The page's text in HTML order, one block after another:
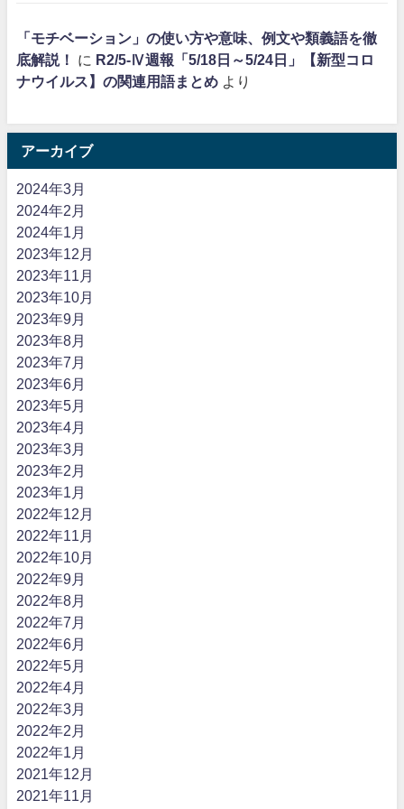
「モチベーション」の使い方や意味、例文や類義語を徹
底解説！
に R2/5-Ⅳ週報「5/18日～5/24日」【新型コロ
ナウイルス】の関連用語まとめ より
アーカイブ
2024年3月
2024年2月
2024年1月
2023年12月
2023年11月
2023年10月
2023年9月
2023年8月
2023年7月
2023年6月
2023年5月
2023年4月
2023年3月
2023年2月
2023年1月
2022年12月
2022年11月
2022年10月
2022年9月
2022年8月
2022年7月
2022年6月
2022年5月
2022年4月
2022年3月
2022年2月
2022年1月
2021年12月
2021年11月